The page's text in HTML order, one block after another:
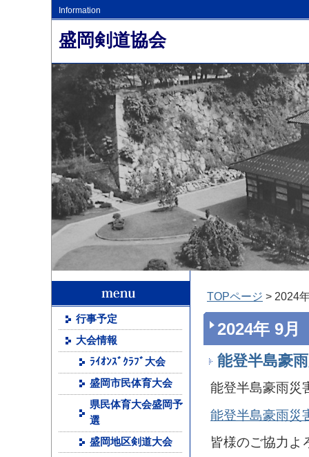
Information
盛岡剣道協会
TOPページ > 2024
2024年 9月
能登半島豪
能登半島豪雨災
能登半島豪雨災
皆様のご協力よ
行事予定
大会情報
ﾗｲｵﾝｽﾞｸﾗﾌﾞ大会
盛岡市民体育大会
県民体育大会盛岡予
選
盛岡地区剣道大会